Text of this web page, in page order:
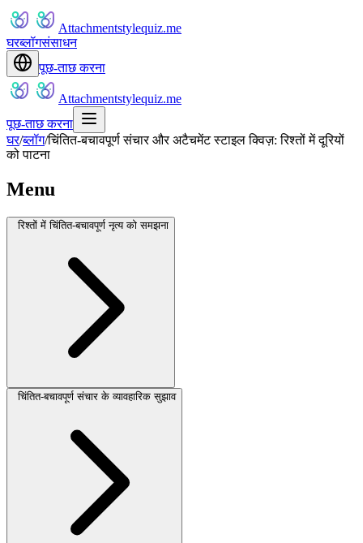
Attachmentstylequiz.me
घरब्लॉगसंसाधन
पूछ-ताछ करना
Attachmentstylequiz.me
पूछ-ताछ करना
घर/ब्लॉग/चिंतित-बचावपूर्ण संचार और अटैचमेंट स्टाइल क्विज़: रिश्तों में दूरियों
को पाटना
Menu
रिश्तों में चिंतित-बचावपूर्ण नृत्य को समझना
चिंतित-बचावपूर्ण संचार के व्यावहारिक सुझाव